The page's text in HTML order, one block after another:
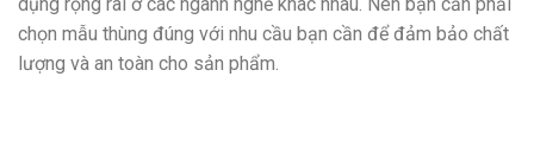
chọn mẫu thùng đúng với nhu cầu bạn cần để đảm bảo chất
lượng và an toàn cho sản phẩm.